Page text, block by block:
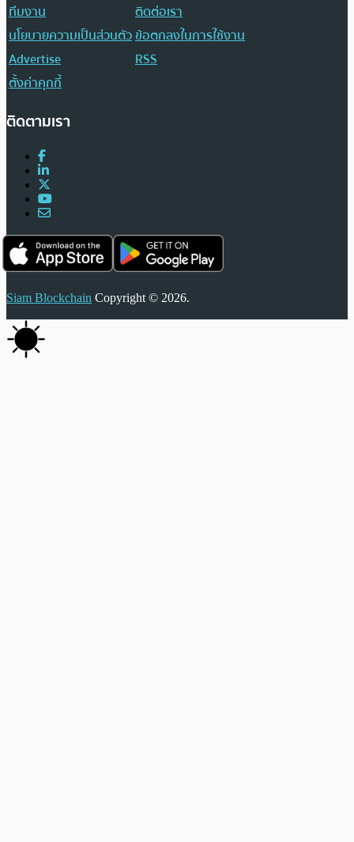
ทีมงาน
ติดต่อเรา
นโยบายความเป็นส่วนตัวข้อตกลงในการใช้งาน
Advertise
RSS
ตั้งค่าคุกกี้
ติดตามเรา
Siam Blockchain Copyright © 2026.